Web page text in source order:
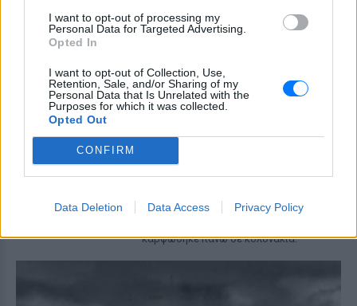
I want to opt-out of processing my
Personal Data for Targeted Advertising.
Opted In
I want to opt-out of Collection, Use,
Retention, Sale, and/or Sharing of my
Personal Data that Is Unrelated with the
Purposes for which it was collected.
Opted Out
CONFIRM
Data Deletion Data Access Privacy Policy
πατέρα
ΣΉΜΕΡΑ
σκοτώθηκαν σε μετωπική σύγκρουση με
φορτηγό στην επαρχιακή οδό Αμφίπολης
– Δράμας, κοντά στην Παλαιοκώμη.
Θεσσαλονίκης: Έσπασαν το
μ@@@», του φώναζαν
Εξαιτίας των υψηλών ταχυτήτων το
καρφώθηκε πάνω σε κολονάκια.